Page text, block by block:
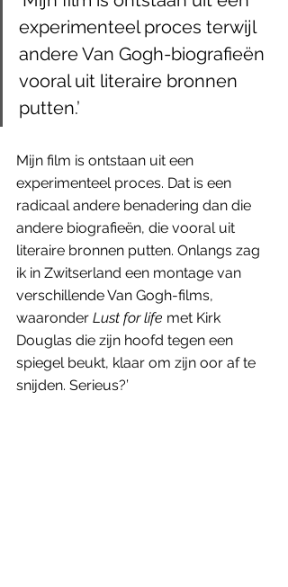
experimenteel proces terwijl
andere Van Gogh-biografieën
vooral uit literaire bronnen
putten.’
Mijn film is ontstaan uit een
experimenteel proces. Dat is een
radicaal andere benadering dan die
andere biografieën, die vooral uit
literaire bronnen putten. Onlangs zag
ik in Zwitserland een montage van
verschillende Van Gogh-films,
waaronder Lust for life met Kirk
Douglas die zijn hoofd tegen een
spiegel beukt, klaar om zijn oor af te
snijden. Serieus?’